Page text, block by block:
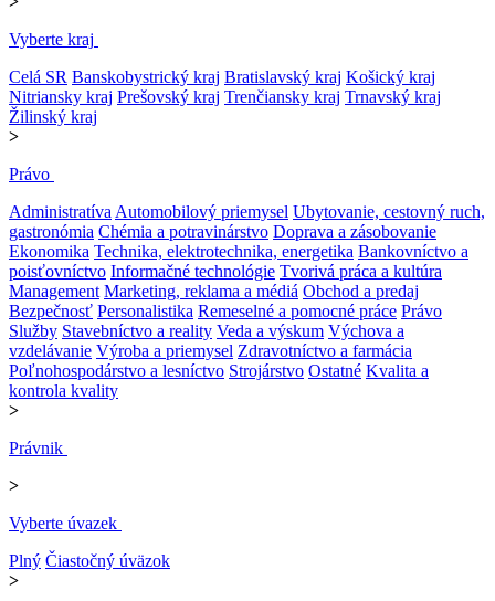
Vyberte kraj
Celá SR Banskobystrický kraj Bratislavský kraj Košický kraj
Nitriansky kraj Prešovský kraj Trenčiansky kraj Trnavský kraj
Žilinský kraj
>
Právo
AdministratívaAutomobilový priemysel Ubytovanie, cestovný ruch,
gastronómia Chémia a potravinárstvo Doprava a zásobovanie
Ekonomika Technika, elektrotechnika, energetika Bankovníctvo a
poisťovníctvo Informačné technológie Tvorivá práca a kultúra
Management Marketing, reklama a médiá Obchod a predaj
Bezpečnosť Personalistika Remeselné a pomocné práce Právo
Služby Stavebníctvo a reality Veda a výskum Výchova a
vzdelávanie Výroba a priemysel Zdravotníctvo a farmácia
Poľnohospodárstvo a lesníctvo Strojárstvo Ostatné Kvalita a
kontrola kvality
>
Právnik
>
Vyberte úvazek
Plný Čiastočný úväzok
>